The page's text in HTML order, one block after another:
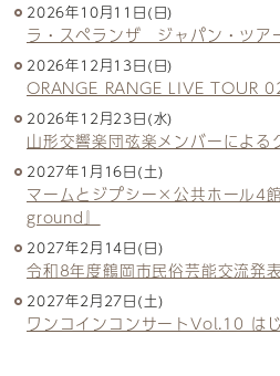
2026年10月11日(日)
ラ・スペランザ ジャパン・ツア
2026年12月13日(日)
ORANGE RANGE LIVE TOUR
2026年12月23日(水)
山形交響楽団弦楽メンバーによる
2027年1月16日(土)
マームとジプシー×公共ホール4
ground』
2027年2月14日(日)
令和8年度鶴岡市民俗芸能交流発
2027年2月27日(土)
ワンコインコンサートVol.10 は